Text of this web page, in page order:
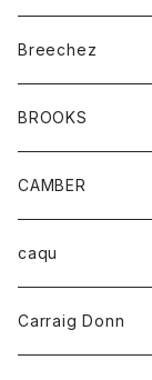
ベルト
Tシャツ
グッズ
アンダーウェアー
カードホルダー
トップス
カーディガン
ボトム
オーバーオール
ショートパンツ
レディース
オーバーオール
Breechez
シャツ
BROOKS
グッズ
靴
CAMBER
トップス
ハーフスリーブTシャツ
caqu
Carraig Donn